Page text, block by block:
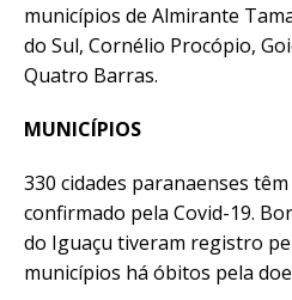
municípios de Almirante
do Sul, Cornélio Procópio,
Quatro Barras.
MUNICÍPIOS
330 cidades paranaenses
confirmado pela Covid-19.
do Iguaçu tiveram registro
municípios há óbitos pela